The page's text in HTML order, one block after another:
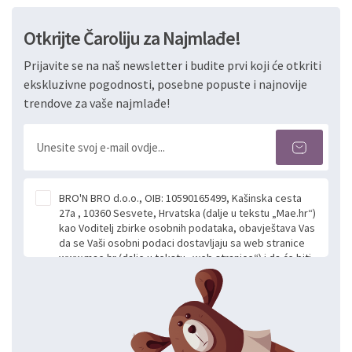
Otkrijte Čaroliju za Najmlađe!
Prijavite se na naš newsletter i budite prvi koji će otkriti
ekskluzivne pogodnosti, posebne popuste i najnovije
trendove za vaše najmlađe!
BRO'N BRO d.o.o., OIB: 10590165499, Kašinska cesta
27a , 10360 Sesvete, Hrvatska (dalje u tekstu „Mae.hr“)
kao Voditelj zbirke osobnih podataka, obavještava Vas
da se Vaši osobni podaci dostavljaju sa web stranice
www.mae.hr (dalje u tekstu „web stranice“) i da će biti
obrađeni. Prihvaćanjem ove Izjave smatra se da
slobodno i izričito dajete privolu za prikupljanje i daljnju
obradu Vaših osobnih podataka koje ustupate Mae.hr
putem ovih web stranica u svrhu odgovora i daljnje
komunikacije na Vaš upit poslan kroz kontakt obrazac.
Radi se o dobrovoljnom davanju podataka te ovu